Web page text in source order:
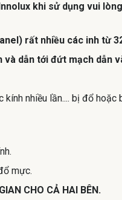
khi sử dụng vui
rất nhiều các inh từ
dẫn tới đứt mạch
nhiều lần.... bị đổ
mực.
CHO CẢ HAI BÊN.